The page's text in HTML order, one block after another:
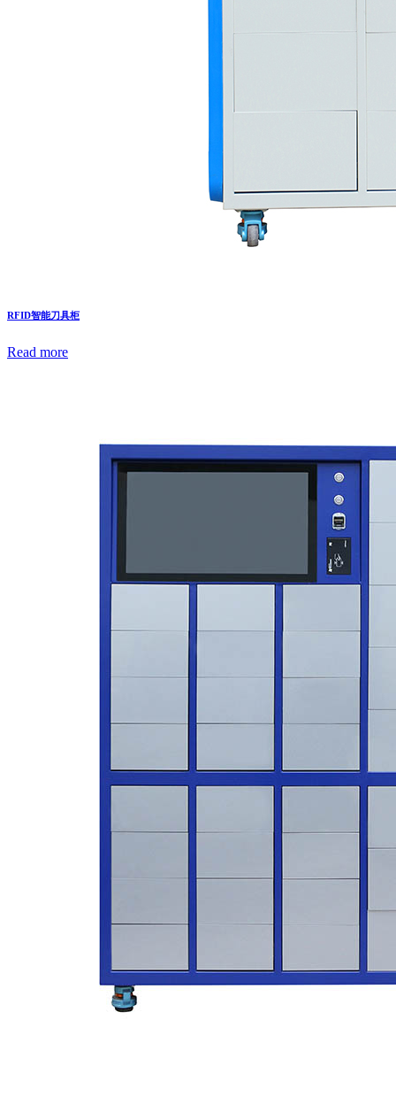
RFID智能刀具柜
Read more